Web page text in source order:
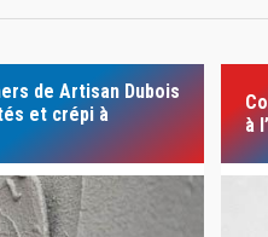
de Artisan Dubois
et crépi à
à